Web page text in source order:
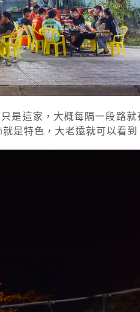
是這家，大概每隔一段路就
是特色，大老遠就可以看到